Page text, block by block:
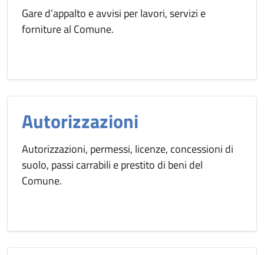
Gare d’appalto e avvisi per lavori, servizi e
forniture al Comune.
Autorizzazioni
Autorizzazioni, permessi, licenze, concessioni di
suolo, passi carrabili e prestito di beni del
Comune.